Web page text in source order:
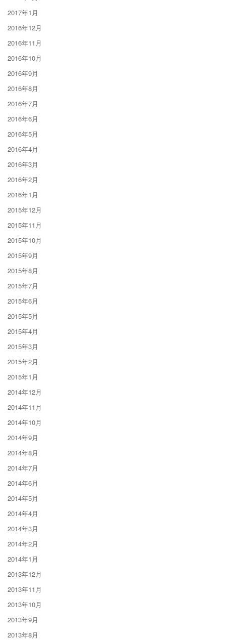
2017年1月
2016年12月
2016年11月
2016年10月
2016年9月
2016年8月
2016年7月
2016年6月
2016年5月
2016年4月
2016年3月
2016年2月
2016年1月
2015年12月
2015年11月
2015年10月
2015年9月
2015年8月
2015年7月
2015年6月
2015年5月
2015年4月
2015年3月
2015年2月
2015年1月
2014年12月
2014年11月
2014年10月
2014年9月
2014年8月
2014年7月
2014年6月
2014年5月
2014年4月
2014年3月
2014年2月
2014年1月
2013年12月
2013年11月
2013年10月
2013年9月
2013年8月